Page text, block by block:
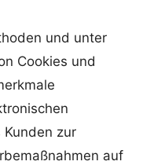
und unter
Cookies und
zur
auf